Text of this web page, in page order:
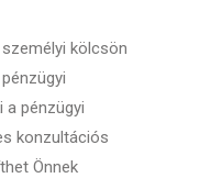
kölcsön
a pénzügyi
konzultációs
Önnek